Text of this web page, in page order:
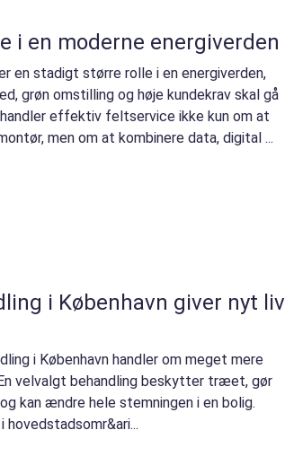
i en moderne energiverden
en stadigt større rolle i en energiverden,
grøn omstilling og høje kundekrav skal gå
handler effektiv feltservice ikke kun om at
men om at kombinere data, digital ...
i København giver nyt liv
i København handler om meget mere
velvalgt behandling beskytter træet, gør
kan ændre hele stemningen i en bolig.
hovedstadsomr&ari...